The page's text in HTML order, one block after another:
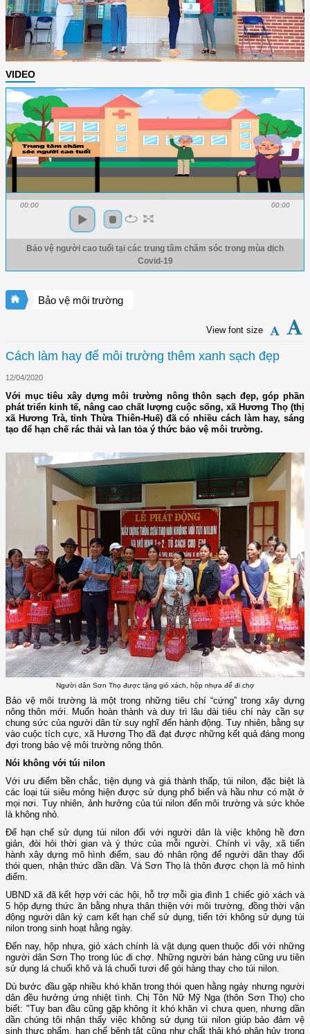
VIDEO
00:00 00:00
Bảo vệ người cao tuổi tại các trung tâm chăm sóc trong mùa dịch
Covid-19
Bảo vệ môi trường
View font size
Cách làm hay để môi trường thêm xanh sạch đẹp
12/04/2020
Với mục tiêu xây dựng môi trường nông thôn sạch đẹp, góp phần
phát triển kinh tế, nâng cao chất lượng cuộc sống, xã Hương Thọ (thị
xã Hương Trà, tỉnh Thừa Thiên-Huế) đã có nhiều cách làm hay, sáng
tạo để hạn chế rác thải và lan tỏa ý thức bảo vệ môi trường.
Người dân Sơn Thọ được tặng giỏ xách, hộp nhựa để đi chợ
Bảo vệ môi trường là một trong những tiêu chí “cứng” trong xây dựng
nông thôn mới. Muốn hoàn thành và duy trì lâu dài tiêu chí này cần sự
chung sức của người dân từ suy nghĩ đến hành động. Tuy nhiên, bằng sự
vào cuộc tích cực, xã Hương Thọ đã đạt được những kết quả đáng mong
đợi trong bảo vệ môi trường nông thôn.
Nói không với túi nilon
Với ưu điểm bền chắc, tiện dụng và giá thành thấp, túi nilon, đặc biệt là
các loại túi siêu mỏng hiện được sử dụng phổ biến và hầu như có mặt ở
mọi nơi. Tuy nhiên, ảnh hưởng của túi nilon đến môi trường và sức khỏe
là không nhỏ.
Để hạn chế sử dụng túi nilon đối với người dân là việc không hề đơn
giản, đòi hỏi thời gian và ý thức của mỗi người. Chính vì vậy, xã tiến
hành xây dựng mô hình điểm, sau đó nhân rộng để người dân thay đổi
thói quen, nhận thức dần dần. Và Sơn Thọ là thôn được chọn là mô hình
điểm.
UBND xã đã kết hợp với các hội, hỗ trợ mỗi gia đình 1 chiếc giỏ xách và
5 hộp đựng thức ăn bằng nhựa thân thiện với môi trường, đồng thời vận
động người dân ký cam kết hạn chế sử dụng, tiến tới không sử dụng túi
nilon trong sinh hoạt hằng ngày.
Đến nay, hộp nhựa, giỏ xách chính là vật dụng quen thuộc đối với những
người dân Sơn Thọ trong lúc đi chợ. Những người bán hàng cũng ưu tiên
sử dụng lá chuối khô và lá chuối tươi để gói hàng thay cho túi nilon.
Dù bước đầu gặp nhiều khó khăn trong thói quen hằng ngày nhưng người
dân đều hưởng ứng nhiệt tình. Chị Tôn Nữ Mỹ Nga (thôn Sơn Thọ) cho
biết: "Tuy ban đầu cũng gặp không ít khó khăn vì chưa quen, nhưng dần
dần chúng tôi nhận thấy việc không sử dụng túi nilon giúp bảo đảm vệ
sinh thực phẩm, hạn chế bệnh tật cũng như chất thải khó phân hủy trong